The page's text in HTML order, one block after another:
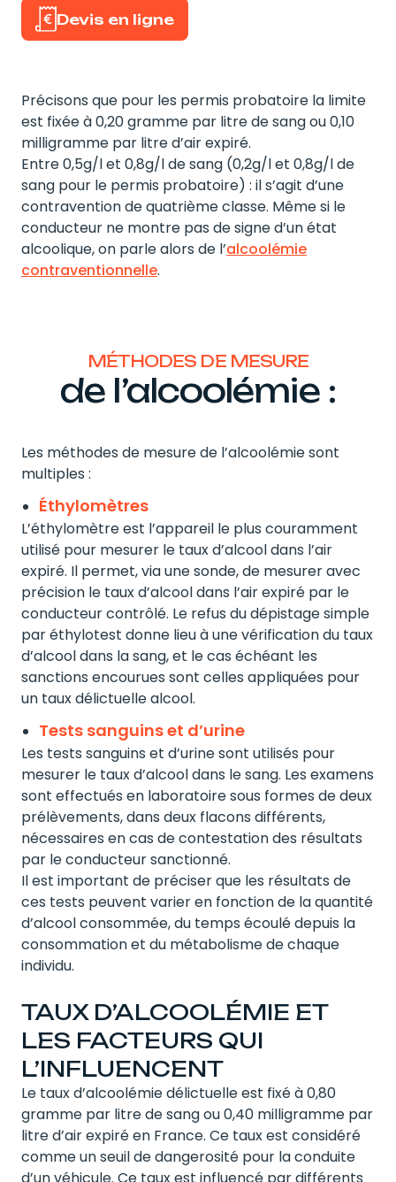
Devis en ligne
Précisons que pour les permis probatoire la limite
est fixée à 0,20 gramme par litre de sang ou 0,10
milligramme par litre d’air expiré.
Entre 0,5g/l et 0,8g/l de sang (0,2g/l et 0,8g/l de
sang pour le permis probatoire) : il s’agit d’une
contravention de quatrième classe. Même si le
conducteur ne montre pas de signe d’un état
alcoolique, on parle alors de l’alcoolémie
contraventionnelle.
MÉTHODES DE MESURE
de l’alcoolémie :
Les méthodes de mesure de l’alcoolémie sont
multiples :
Éthylomètres
L’éthylomètre est l’appareil le plus couramment
utilisé pour mesurer le taux d’alcool dans l’air
expiré. Il permet, via une sonde, de mesurer avec
précision le taux d’alcool dans l’air expiré par le
conducteur contrôlé. Le refus du dépistage simple
par éthylotest donne lieu à une vérification du taux
d’alcool dans la sang, et le cas échéant les
sanctions encourues sont celles appliquées pour
un taux délictuelle alcool.
Tests sanguins et d’urine
Les tests sanguins et d’urine sont utilisés pour
mesurer le taux d’alcool dans le sang. Les examens
sont effectués en laboratoire sous formes de deux
prélèvements, dans deux flacons différents,
nécessaires en cas de contestation des résultats
par le conducteur sanctionné.
Il est important de préciser que les résultats de
ces tests peuvent varier en fonction de la quantité
d’alcool consommée, du temps écoulé depuis la
consommation et du métabolisme de chaque
individu.
TAUX D’ALCOOLÉMIE ET
LES FACTEURS QUI
L’INFLUENCENT
Le taux d’alcoolémie délictuelle est fixé à 0,80
gramme par litre de sang ou 0,40 milligramme par
litre d’air expiré en France. Ce taux est considéré
comme un seuil de dangerosité pour la conduite